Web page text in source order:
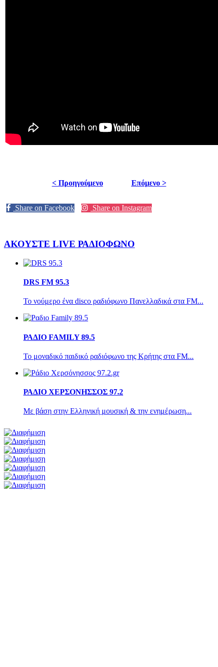
< Προηγούμενο Επόμενο >
Share on Facebook Share on Instagram
ΑΚΟΥΣΤΕ LIVE ΡΑΔΙΟΦΩΝΟ
DRS FM 95.3
Το νούμερο ένα disco ραδιόφωνο Πανελλαδικά στα FM...
ΡΑΔΙΟ FAMILY 89.5
Το μοναδικό παιδικό ραδιόφωνο της Κρήτης στα FM...
ΡΑΔΙΟ ΧΕΡΣΟΝΗΣΣΟΣ 97.2
Με βάση στην Ελληνική μουσική & την ενημέρωση...